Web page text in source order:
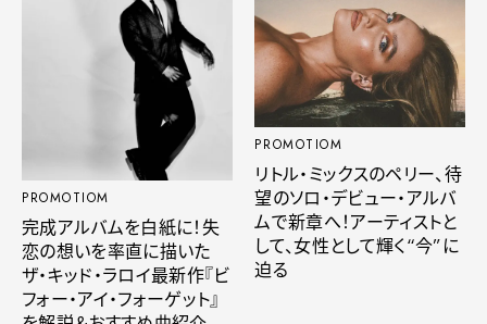
PROMOTIOM
完成アルバムを白紙に！失
恋の想いを率直に描いた
ザ・キッド・ラロイ最新作『ビ
フォー・アイ・フォーゲット』
PROMOTIOM
リトル・ミックスのペリー、待
望のソロ・デビュー・アルバ
ムで新章へ！アーティストと
して、女性として輝く“今”に
迫る